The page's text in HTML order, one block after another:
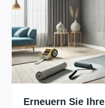
Erneuern Sie